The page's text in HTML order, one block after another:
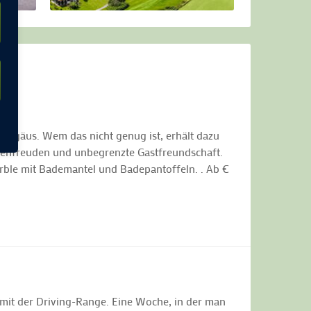
Wem das nicht genug ist, erhält dazu
und unbegrenzte Gastfreundschaft.
mit Bademantel und Badepantoffeln. . Ab €
der Driving-Range. Eine Woche, in der man